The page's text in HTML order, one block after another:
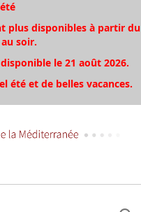
plus disponibles à partir du
soir.
le 21 août 2026.
été et de belles vacances.